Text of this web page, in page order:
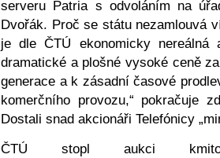
serveru Patria s odvoláním na
Dvořák. Proč se státu nezamlouvá
je dle ČTÚ ekonomicky
dramatické a plošné vysoké ceně
generace a k zásadní časové
komerčního provozu,“ pokračuje
Dostali snad akcionáři Telefónicy
ČTÚ stopl aukci